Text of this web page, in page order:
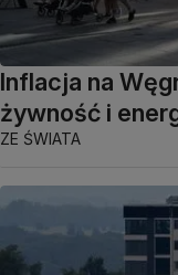
Inflacja na
żywność i
ZE ŚWIATA